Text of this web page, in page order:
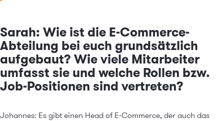
Sarah: Wie ist die E-Commerce-
Abteilung bei euch grundsätzlich
aufgebaut? Wie viele Mitarbeiter
umfasst sie und welche Rollen bzw.
Job-Positionen sind vertreten?
Johannes: Es gibt einen Head of E-Commerce, der auch das